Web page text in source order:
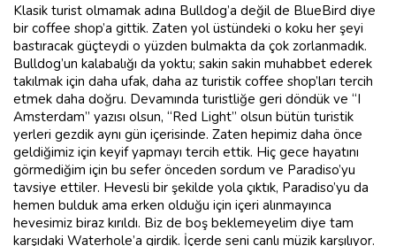
Klasik turist olmamak adına Bulldog’a değil de BlueBird diye
bir coffee shop’a gittik. Zaten yol üstündeki o koku her şeyi
bastıracak güçteydi o yüzden bulmakta da çok zorlanmadık.
Bulldog’un kalabalığı da yoktu; sakin sakin muhabbet ederek
takılmak için daha ufak, daha az turistik coffee shop’ları tercih
etmek daha doğru. Devamında turistliğe geri döndük ve “I
Amsterdam” yazısı olsun, “Red Light” olsun bütün turistik
yerleri gezdik aynı gün içerisinde. Zaten hepimiz daha önce
geldiğimiz için keyif yapmayı tercih ettik. Hiç gece hayatını
görmediğim için bu sefer önceden sordum ve Paradiso’yu
tavsiye ettiler. Hevesli bir şekilde yola çıktık, Paradiso’yu da
hemen bulduk ama erken olduğu için içeri alınmayınca
hevesimiz biraz kırıldı. Biz de boş beklemeyelim diye tam
karşıdaki Waterhole’a girdik. İçerde seni canlı müzik karşılıyor.